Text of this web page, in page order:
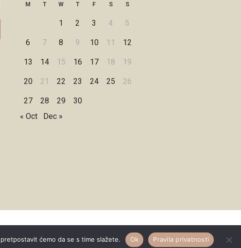
M T W T F S S
1 2 3 4 5
6 7 8 9 10 11 12
13 14 15 16 17 18 19
20 21 22 23 24 25 26
27 28 29
30
« Oct
Dec »
ćemo da se s time slažete.
Ok Pravila privatnosti